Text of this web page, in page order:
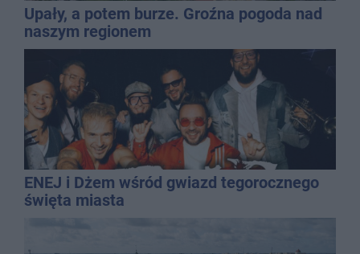
Upały, a potem burze. Groźna pogoda nad
naszym regionem
ENEJ i Dżem wśród gwiazd tegorocznego
święta miasta